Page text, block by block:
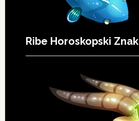
Ribe Horoskopski Znak